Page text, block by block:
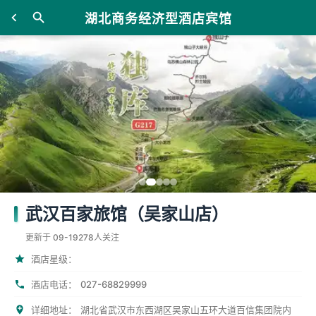
湖北商务经济型酒店宾馆
武汉百家旅馆（吴家山店）
更新于 09-19278人关注
酒店星级：
酒店电话： 027-68829999
详细地址： 湖北省武汉市东西湖区吴家山五环大道百信集团院内